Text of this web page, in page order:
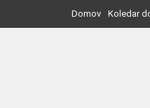
Domov Koledar